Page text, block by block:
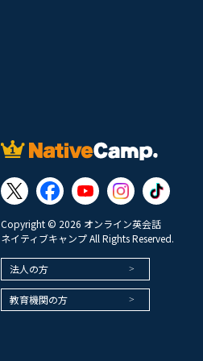
Copyright © 2026 オンライン英会話
ネイティブキャンプ All Rights Reserved.
法人の方
教育機関の方